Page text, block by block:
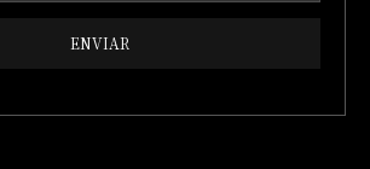
ENVIAR